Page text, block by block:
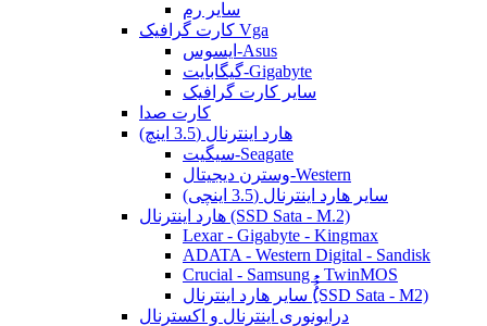
سایر رم
کارت گرافیک Vga
ایسوس-Asus
گیگابایت-Gigabyte
سایر کارت گرافیک
کارت صدا
هارد اینترنال (3.5 اینچ)
سیگیت-Seagate
وسترن دیجیتال-Western
سایر هارد اینترنال (3.5 اینچی)
هارد اینترنال (SSD Sata - M.2)
Lexar - Gigabyte - Kingmax
ADATA - Western Digital - Sandisk
Crucial - Samsung - TwinMOS
سایر هارد اینترنال (ُُُِSSD Sata - M2)
درایونوری اینترنال و اکسترنال